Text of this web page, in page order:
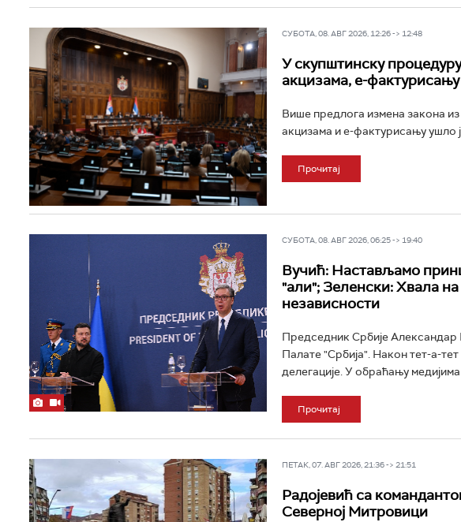
СУБОТА, 08. АВГ 2026, 12:26 -> 12:48
У скупштинску
акцизама, е-фактурисању
Више предлога измена закона из
акцизама и е-фактурисању ушло
Прочитај
СУБОТА, 08. АВГ 2026, 06:25 -> 19:40
Вучић: Настављамо
"али"; Зеленски: Хвала
независности
Председник Србије Александар
Палате "Србија". Након тет-а-
делегације. У обраћању
Прочитај
ПЕТАК, 07. АВГ 2026, 21:36 -> 21:51
Радојевић са
Северној Митровици